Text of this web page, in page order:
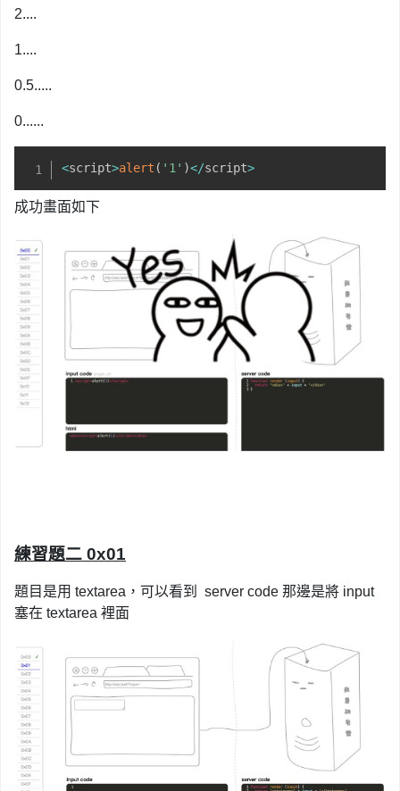
2....
1....
0.5.....
0......
<script>alert ( '1' )</script>
成功畫面如下
練習題二 0x01
題目是用 textarea，可以看到 server code 那邊是將 input
塞在 textarea 裡面